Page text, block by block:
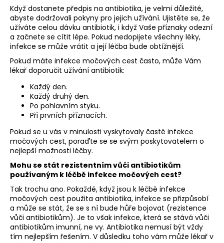
Když dostanete předpis na antibiotika, je velmi důležité,
abyste dodržovali pokyny pro jejich užívání. Ujistěte se, že
užíváte celou dávku antibiotik, i když Vaše příznaky odezní
a začnete se cítit lépe. Pokud nedopijete všechny léky,
infekce se může vrátit a její léčba bude obtížnější.
Pokud máte infekce močových cest často, může Vám
lékař doporučit užívání antibiotik:
Každý den.
Každý druhý den.
Po pohlavním styku.
Při prvních příznacích.
Pokud se u vás v minulosti vyskytovaly časté infekce
močových cest, poraďte se se svým poskytovatelem o
nejlepší možnosti léčby.
Mohu se stát rezistentním vůči antibiotikům
používaným k léčbě infekce močových cest?
Tak trochu ano. Pokaždé, když jsou k léčbě infekce
močových cest použita antibiotika, infekce se přizpůsobí
a může se stát, že se s ní bude hůře bojovat (rezistence
vůči antibiotikům). Je to však infekce, která se stává vůči
antibiotikům imunní, ne vy. Antibiotika nemusí být vždy
tím nejlepším řešením. V důsledku toho vám může lékař v